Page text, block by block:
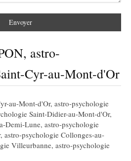
Envoyer
astro-
Cyr-au-Mont-d'Or
au-Mont-d'Or, astro-psychologie
Saint-Didier-au-Mont-d'Or,
Demi-Lune, astro-psychologie
, astro-psychologie Collonges-au-
Villeurbanne, astro-psychologie